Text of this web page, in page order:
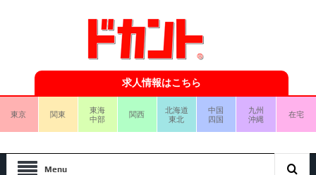
求人情報はこちら
東京 関東
東海
中部
関西
北海道
東北
中国
四国
九州
沖縄
在宅
Menu